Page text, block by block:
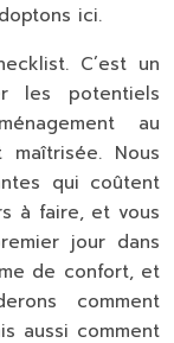
ici.
C’est un
les potentiels
au
Nous
qui coûtent
à faire, et vous
jour dans
de confort, et
comment
aussi comment